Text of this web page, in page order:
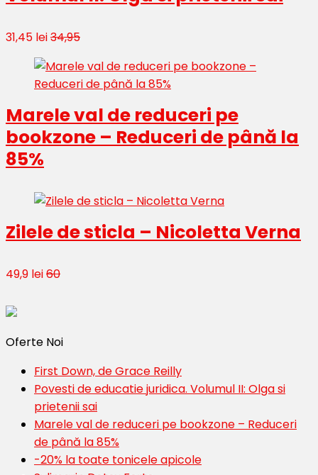
31,45 lei34,95
Marele val de reduceri pe
bookzone – Reduceri de până la
85%
Zilele de sticla – Nicoletta Verna
49,9 lei60
Oferte Noi
First Down, de Grace Reilly
Povesti de educatie juridica. Volumul II: Olga si
prietenii sai
Marele val de reduceri pe bookzone – Reduceri
de până la 85%
-20% la toate tonicele apicole